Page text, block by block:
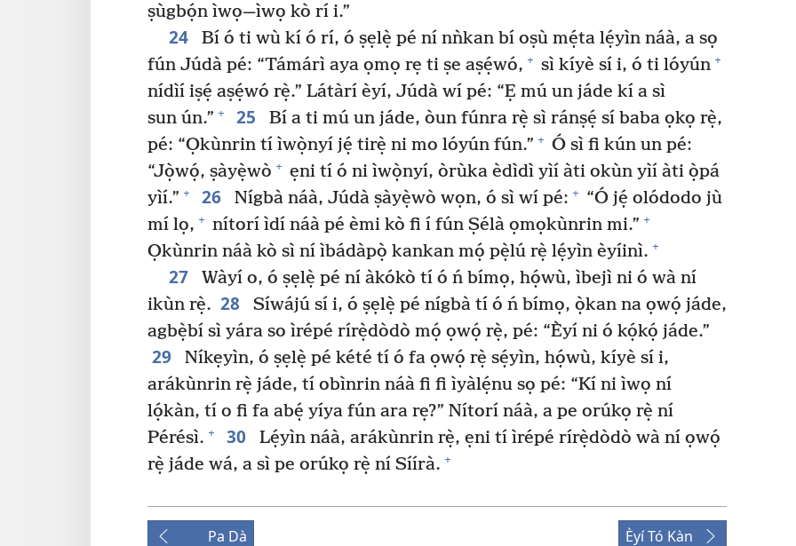
ṣùgbọ́n ìwọ—ìwọ kò rí i.”
24
Bí ó ti wù kí ó rí, ó ṣẹlẹ̀ pé ní nǹkan bí oṣù mẹ́ta lẹ́yìn náà, a sọ
fún Júdà pé: “Támárì aya ọmọ rẹ ti ṣe aṣẹ́wó, + sì kíyè sí i, ó ti lóyún +
nídìí iṣẹ́ aṣẹ́wó rẹ̀.” Látàrí èyí, Júdà wí pé: “Ẹ mú un jáde kí a sì
sun ún.” + 25
Bí a ti mú un jáde, òun fúnra rẹ̀ sì ránṣẹ́ sí baba ọkọ rẹ̀,
pé: “Ọkùnrin tí ìwọ̀nyí jẹ́ tirẹ̀ ni mo lóyún fún.” + Ó sì fi kún un pé:
“Jọ̀wọ́, ṣàyẹ̀wò + ẹni tí ó ni ìwọ̀nyí, òrùka èdìdì yìí àti okùn yìí àti ọ̀pá
yìí.” + 26 Nígbà náà, Júdà ṣàyẹ̀wò wọn, ó sì wí pé: + “Ó jẹ́ olódodo jù
mí lọ, + nítorí ìdí náà pé èmi kò fi í fún Ṣélà ọmọkùnrin mi.” +
Ọkùnrin náà kò sì ní ìbádàpọ̀ kankan mọ́ pẹ̀lú rẹ̀ lẹ́yìn èyíinì. +
27
Wàyí o, ó ṣẹlẹ̀ pé ní àkókò tí ó ń bímọ, họ́wù, ìbejì ni ó wà ní
ikùn rẹ̀. 28
Síwájú sí i, ó ṣẹlẹ̀ pé nígbà tí ó ń bímọ, ọ̀kan na ọwọ́ jáde,
agbẹ̀bí sì yára so ìrépé rírẹ̀dòdò mọ́ ọwọ́ rẹ̀, pé: “Èyí ni ó kọ́kọ́ jáde.”
29
Níkẹyìn, ó ṣẹlẹ̀ pé kété tí ó fa ọwọ́ rẹ̀ sẹ́yìn, họ́wù, kíyè sí i,
arákùnrin rẹ̀ jáde, tí obìnrin náà fi fi ìyàlẹ́nu sọ pé: “Kí ni ìwọ ní
lọ́kàn, tí o fi fa abẹ́ yíya fún ara rẹ?” Nítorí náà, a pe orúkọ rẹ̀ ní
Pérésì. + 30
Lẹ́yìn náà, arákùnrin rẹ̀, ẹni tí ìrépé rírẹ̀dòdò wà ní ọwọ́
rẹ̀ jáde wá, a sì pe orúkọ rẹ̀ ní Síírà. +
Pa Dà Èyí Tó Kàn